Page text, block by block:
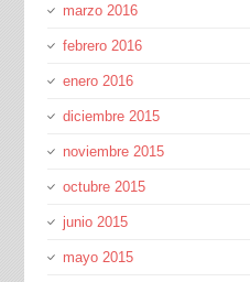
marzo 2016
febrero 2016
enero 2016
diciembre 2015
noviembre 2015
octubre 2015
junio 2015
mayo 2015